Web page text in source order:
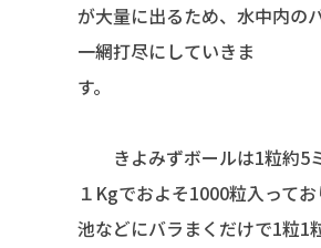
が大量に出るため、水中内の
一網打尽にしていきま
す
きよみずボールは1粒約5
１Kgでおよそ1000粒入って
池などにバラまくだけで1粒1